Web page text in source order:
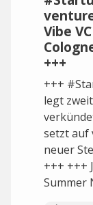
Vibe
+++
+++
legt
setzt auf
neuer
+++ +++
Summer